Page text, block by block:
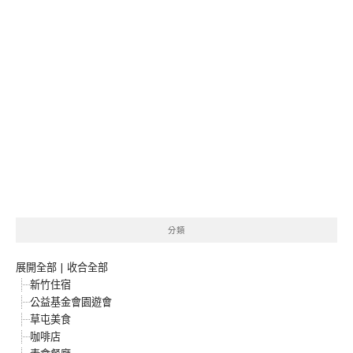
分類
展開全部 | 收合全部
新竹住宿
公益基金會園遊會
草屯美食
咖啡店